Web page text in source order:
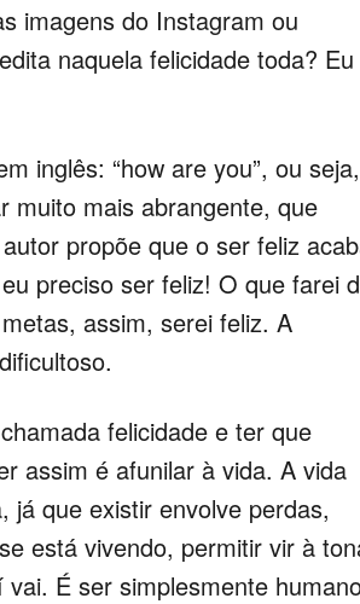
imagens do Instagram ou
naquela felicidade toda? Eu
inglês: “how are you”, ou seja,
muito mais abrangente, que
propõe que o ser feliz
preciso ser feliz! O que farei
assim, serei feliz. A
felicidade e ter que
assim é afunilar à vida. A vida
já que existir envolve perdas,
está vivendo, permitir vir à
É ser simplesmente